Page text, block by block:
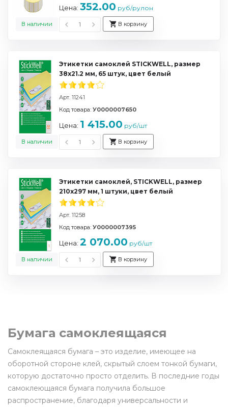
В наличии
Цена: 352.00 руб/рулон
В корзину
Этикетки самоклей STICKWELL, размер
38х21.2 мм, 65 штук, цвет белый
Арт. 11241
В наличии
Код товара: У0000007650
Цена: 1 415.00 руб/шт
В корзину
Этикетки самоклей, STICKWELL, размер
210х297 мм, 1 штуки, цвет белый
Арт. 11258
В наличии
Код товара: У0000007395
Цена: 2 070.00 руб/шт
В корзину
Бумага самоклеящаяся
Самоклеящаяся бумага – это изделие, имеющее на
оборотной стороне клей, скрытый слоем тонкой бумаги,
которую достаточно просто отделить. В последние годы
самоклеющаяся бумага получила большое
распространение, благодаря универсальности и